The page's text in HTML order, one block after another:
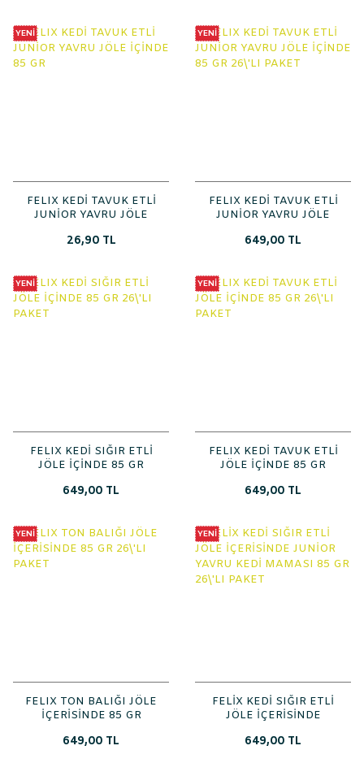
YENİ
FELIX KEDİ TAVUK ETLİ
JUNİOR YAVRU JÖLE
26,90 TL
YENİ
FELIX KEDİ TAVUK ETLİ
JUNİOR YAVRU JÖLE
PAKET
649,00 TL
YENİ
FELIX KEDİ SIĞIR ETLİ
JÖLE İÇİNDE 85 GR
649,00 TL
YENİ
FELIX KEDİ TAVUK ETLİ
JÖLE İÇİNDE 85 GR
649,00 TL
YENİ
FELIX TON BALIĞI JÖLE
İÇERİSİNDE 85 GR
649,00 TL
YENİ
FELİX KEDİ SIĞIR ETLİ
JÖLE İÇERİSİNDE
MAMASI 85 GR 26\'LI
649,00 TL